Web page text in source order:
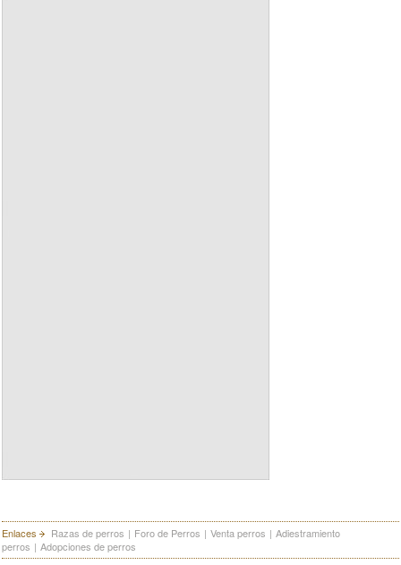
Enlaces Razas de perros | Foro de Perros | Venta perros | Adiestramiento
perros | Adopciones de perros